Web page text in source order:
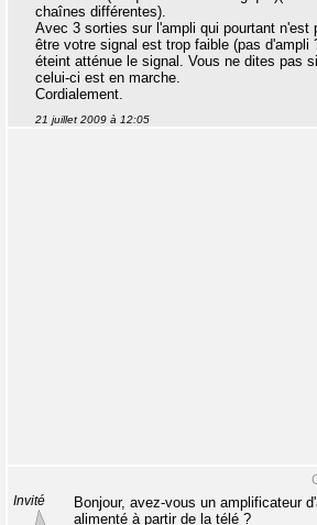
chaînes différentes).
Avec 3 sorties sur l'ampli qui pourtant n'est
être votre signal est trop faible (pas d'ampli
éteint atténue le signal. Vous ne dites pas
celui-ci est en marche.
Cordialement.
21 juillet 2009 à 12:05
Invité
Bonjour, avez-vous un amplificateur
alimenté à partir de la télé ?